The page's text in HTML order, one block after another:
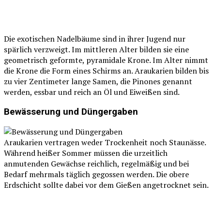
Die exotischen Nadelbäume sind in ihrer Jugend nur
spärlich verzweigt. Im mittleren Alter bilden sie eine
geometrisch geformte, pyramidale Krone. Im Alter nimmt
die Krone die Form eines Schirms an. Araukarien bilden bis
zu vier Zentimeter lange Samen, die Pinones genannt
werden, essbar und reich an Öl und Eiweißen sind.
Bewässerung und Düngergaben
Araukarien vertragen weder Trockenheit noch Staunässe.
Während heißer Sommer müssen die urzeitlich
anmutenden Gewächse reichlich, regelmäßig und bei
Bedarf mehrmals täglich gegossen werden. Die obere
Erdschicht sollte dabei vor dem Gießen angetrocknet sein.